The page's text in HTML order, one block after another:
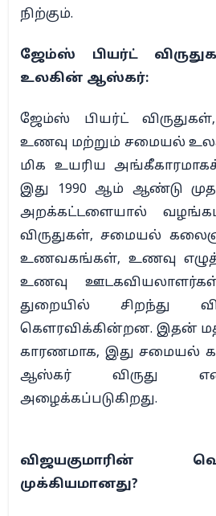
நிற்கும்.
ஜேம்ஸ் பியர்ட்
உலகின் ஆஸ்கர்:
ஜேம்ஸ் பியர்ட்
உணவு மற்றும் சமையல்
மிக உயரிய அங்கீகாரமாகக்
இது 1990 ஆம் ஆண்டு
அறக்கட்டளையால்
விருதுகள், சமையல்
உணவகங்கள், உணவு
உணவு
துறையில் சிறந்து
கௌரவிக்கின்றன. இதன்
காரணமாக, இது சமையல்
ஆஸ்கர் விருது
அழைக்கப்படுகிறது.
விஜயகுமாரின்
முக்கியமானது?